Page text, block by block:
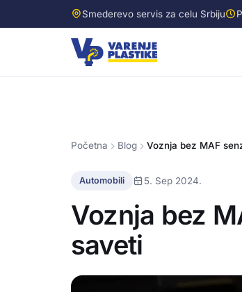
Smederevo servis za celu Srbiju
Početna Blog Voznja bez MAF
Automobili 5. Sep 2024.
Voznja bez
saveti